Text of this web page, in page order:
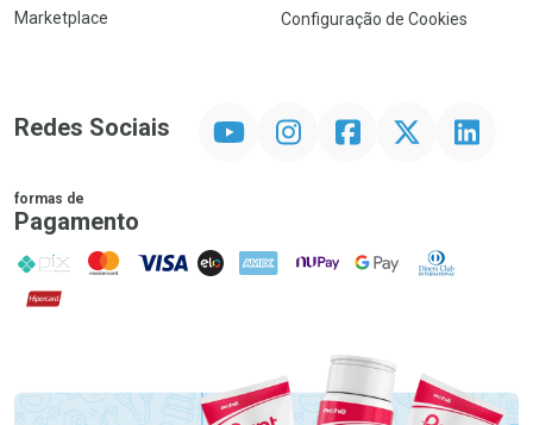
Marketplace
Configuração de Cookies
Redes Sociais InstagramFacebookTwitter Linkedin
formas de
Pagamento
PIX MasterCard
VISA ELO AMEX NuPay Google PayDiners Club
Hipercard